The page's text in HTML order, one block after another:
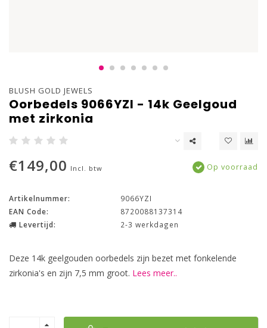
BLUSH GOLD JEWELS
Oorbedels 9066YZI - 14k Geelgoud
met zirkonia
€149,00 Incl. btw Op voorraad
Artikelnummer:
9066YZI
EAN Code:
8720088137314
Levertijd:
2-3 werkdagen
Deze 14k geelgouden oorbedels zijn bezet met fonkelende
zirkonia's en zijn 7,5 mm groot. Lees meer..